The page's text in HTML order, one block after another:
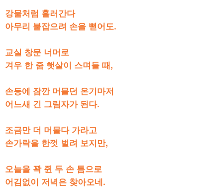
강물처럼 흘러간다
아무리 붙잡으려 손을 뻗어도.
교실 창문 너머로
겨우 한 줌 햇살이 스며들 때,
손등에 잠깐 머물던 온기마저
어느새 긴 그림자가 된다.
조금만 더 머물다 가라고
손가락을 한껏 벌려 보지만,
오늘을 꽉 쥔 두 손 틈으로
어김없이 저녁은 찾아오네.